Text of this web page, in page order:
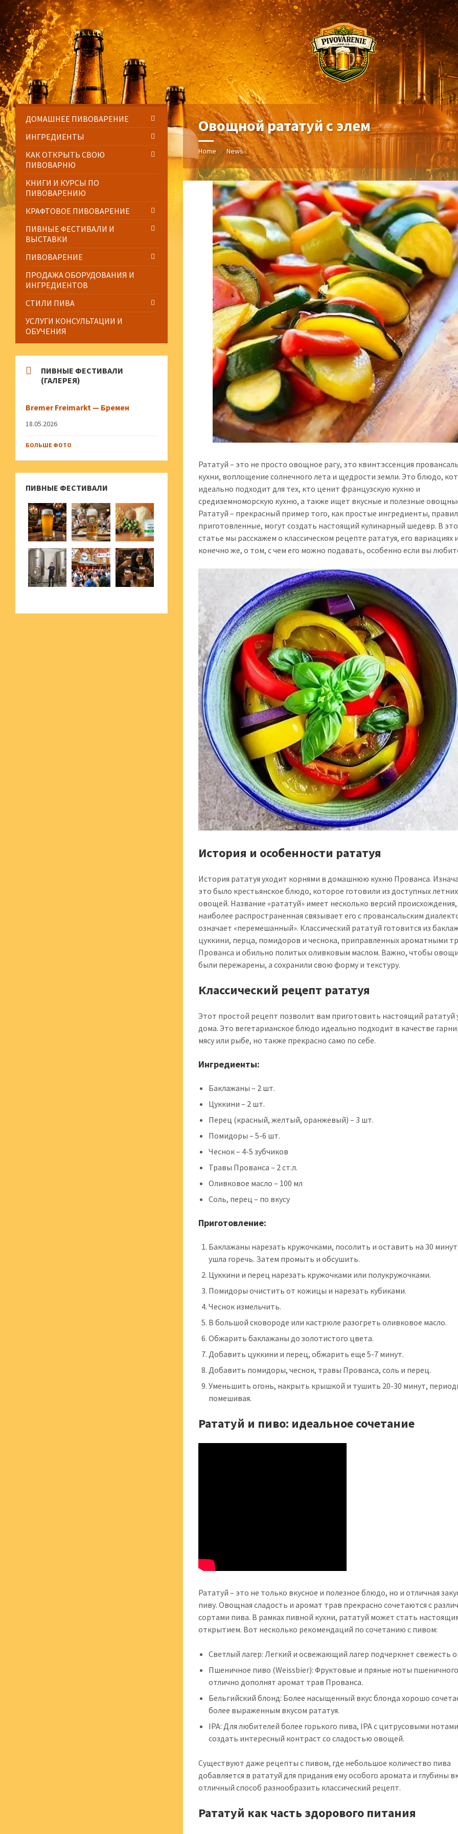
to
content
to
left
sidebar
to
right
sidebar
to
footer
Овощной рататуй с элем
Home / News
Рататуй – это не просто овощное рагу, это квинтэссенция
кухни, воплощение солнечного лета и щедрости земли. Это блюдо,
идеально подходит для тех, кто ценит французскую кухню и
средиземноморскую кухню, а также ищет вкусные и полезные
Рататуй – прекрасный пример того, как простые ингредиенты,
приготовленные, могут создать настоящий кулинарный шедевр. В
статье мы расскажем о классическом рецепте рататуя, его вариациях
конечно же, о том, с чем его можно подавать, особенно если вы
История и особенности рататуя
История рататуя уходит корнями в домашнюю кухню Прованса.
это было крестьянское блюдо, которое готовили из доступных летних
овощей. Название «рататуй» имеет несколько версий
наиболее распространенная связывает его с провансальским
означает «перемешанный». Классический рататуй готовится из
цуккини, перца, помидоров и чеснока, приправленных ароматными
Прованса и обильно политых оливковым маслом. Важно, чтобы
были пережарены, а сохранили свою форму и текстуру.
Классический рецепт рататуя
Этот простой рецепт позволит вам приготовить настоящий рататуй
дома. Это вегетарианское блюдо идеально подходит в качестве
мясу или рыбе, но также прекрасно само по себе.
Ингредиенты:
Баклажаны – 2 шт.
Цуккини – 2 шт.
Перец (красный, желтый, оранжевый) – 3 шт.
Помидоры – 5-6 шт.
Чеснок – 4-5 зубчиков
Травы Прованса – 2 ст.л.
Оливковое масло – 100 мл
Соль, перец – по вкусу
Приготовление:
Баклажаны нарезать кружочками, посолить и оставить на 30
ушла горечь. Затем промыть и обсушить.
Цуккини и перец нарезать кружочками или полукружочками.
Помидоры очистить от кожицы и нарезать кубиками.
Чеснок измельчить.
В большой сковороде или кастрюле разогреть оливковое масло.
Обжарить баклажаны до золотистого цвета.
Добавить цуккини и перец, обжарить еще 5-7 минут.
Добавить помидоры, чеснок, травы Прованса, соль и перец.
Уменьшить огонь, накрыть крышкой и тушить 20-30 минут,
помешивая.
Рататуй и пиво: идеальное сочетание
Рататуй – это не только вкусное и полезное блюдо, но и отличная
пиву. Овощная сладость и аромат трав прекрасно сочетаются с
сортами пива. В рамках пивной кухни, рататуй может стать
открытием. Вот несколько рекомендаций по сочетанию с пивом:
Светлый лагер: Легкий и освежающий лагер подчеркнет свежесть
Пшеничное пиво (Weissbier): Фруктовые и пряные ноты
отлично дополнят аромат трав Прованса.
Бельгийский блонд: Более насыщенный вкус блонда хорошо
более выраженным вкусом рататуя.
IPA: Для любителей более горького пива, IPA с цитрусовыми
создать интересный контраст со сладостью овощей.
Существуют даже рецепты с пивом, где небольшое количество пива
добавляется в рататуй для придания ему особого аромата и глубины
отличный способ разнообразить классический рецепт.
Рататуй как часть здорового питания
ДОМАШНЕЕ ПИВОВАРЕНИЕ
ИНГРЕДИЕНТЫ
КАК ОТКРЫТЬ СВОЮ
ПИВОВАРНЮ
КНИГИ И КУРСЫ ПО
ПИВОВАРЕНИЮ
КРАФТОВОЕ ПИВОВАРЕНИЕ
ПИВНЫЕ ФЕСТИВАЛИ И
ВЫСТАВКИ
ПИВОВАРЕНИЕ
ПРОДАЖА ОБОРУДОВАНИЯ И
ИНГРЕДИЕНТОВ
СТИЛИ ПИВА
УСЛУГИ КОНСУЛЬТАЦИИ И
ОБУЧЕНИЯ
ПИВНЫЕ ФЕСТИВАЛИ
(ГАЛЕРЕЯ)
Bremer Freimarkt — Бремен
18.05.2026
БОЛЬШЕ ФОТО
ПИВНЫЕ ФЕСТИВАЛИ